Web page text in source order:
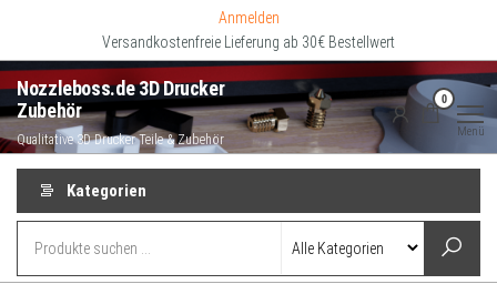
springen
Anmelden
Versandkostenfreie Lieferung ab 30€ Bestellwert
Nozzleboss.de 3D Drucker
Zubehör
Qualitative 3D Drucker Teile & Zubehör
0
Menü
Kategorien